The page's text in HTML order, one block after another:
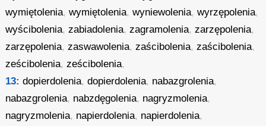
wymiętolenia,wymiętolenia,wyniewolenia,wyrzępolenia,
wyścibolenia,zabiadolenia,zagramolenia,zarzępolenia,
zarzępolenia,zaswawolenia,zaścibolenia,zaścibolenia,
ześcibolenia,ześcibolenia,
13: dopierdolenia,dopierdolenia, nabazgrolenia,
nabazgrolenia, nabzdęgolenia, nagryzmolenia,
nagryzmolenia, napierdolenia, napierdolenia,